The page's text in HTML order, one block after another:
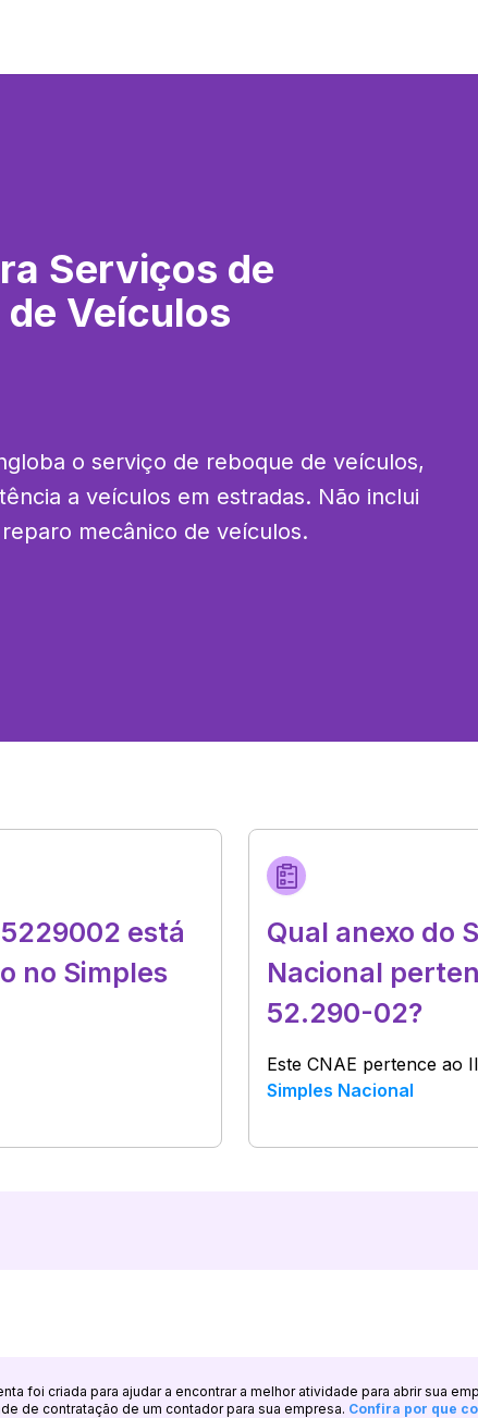
Serviços de
de Veículos
o serviço de reboque de veículos,
a veículos em estradas. Não inclui
mecânico de veículos.
está
no Simples
Qual anexo do
Nacional
52.290-02?
Este CNAE pertence ao
Simples Nacional
foi criada para ajudar a encontrar a melhor atividade para abrir sua
de contratação de um contador para sua empresa. Confira por que